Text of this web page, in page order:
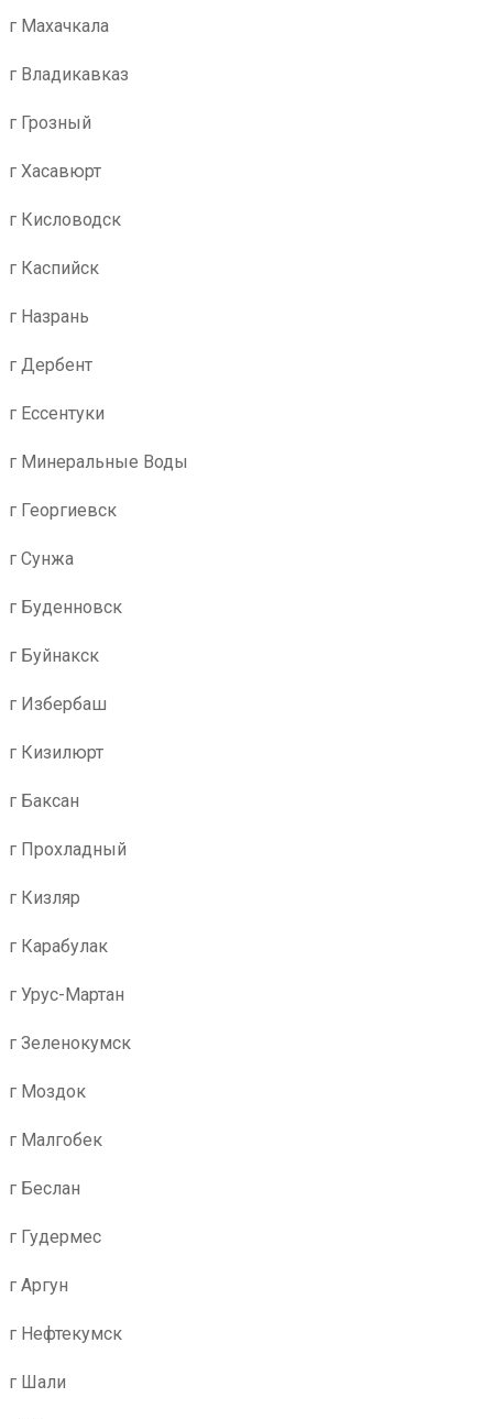
г Махачкала
г Владикавказ
г Грозный
г Хасавюрт
г Кисловодск
г Каспийск
г Назрань
г Дербент
г Ессентуки
г Минеральные Воды
г Георгиевск
г Сунжа
г Буденновск
г Буйнакск
г Избербаш
г Кизилюрт
г Баксан
г Прохладный
г Кизляр
г Карабулак
г Урус-Мартан
г Зеленокумск
г Моздок
г Малгобек
г Беслан
г Гудермес
г Аргун
г Нефтекумск
г Шали